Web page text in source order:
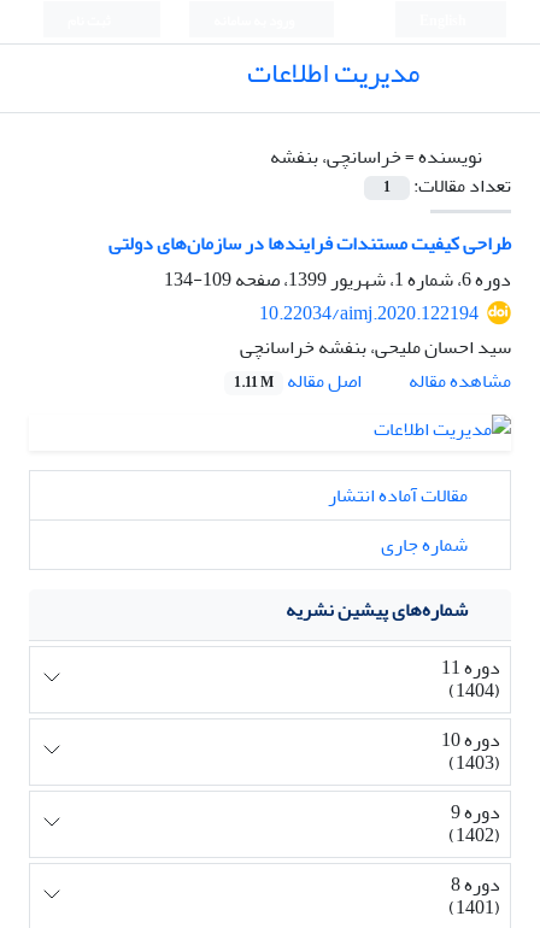
مدیریت اطلاعات
نویسنده =خراسانچی، بنفشه
تعداد مقالات:
1
طراحی کیفیت مستندات فرایندها در سازمان‌های دولتی
دوره 6، شماره 1، شهریور 1399، صفحه
109-134
10.22034/aimj.2020.122194
سید احسان ملیحی، بنفشه خراسانچی
مشاهده مقاله
اصل مقاله 1.11 M
مقالات آماده انتشار
شماره جاری
شماره‌های پیشین نشریه
دوره 11
(1404)
دوره 10
(1403)
دوره 9
(1402)
دوره 8
(1401)